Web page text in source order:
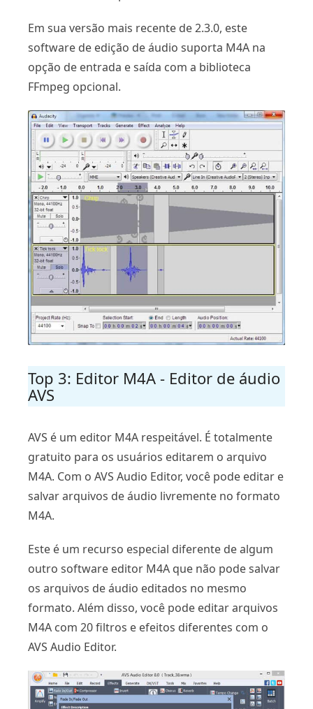
Em sua versão mais recente de 2.3.0, este
software de edição de áudio suporta M4A na
opção de entrada e saída com a biblioteca
FFmpeg opcional.
Top 3: Editor M4A - Editor de áudio
AVS
AVS é um editor M4A respeitável. É totalmente
gratuito para os usuários editarem o arquivo
M4A. Com o AVS Audio Editor, você pode editar e
salvar arquivos de áudio livremente no formato
M4A.
Este é um recurso especial diferente de algum
outro software editor M4A que não pode salvar
os arquivos de áudio editados no mesmo
formato. Além disso, você pode editar arquivos
M4A com 20 filtros e efeitos diferentes com o
AVS Audio Editor.